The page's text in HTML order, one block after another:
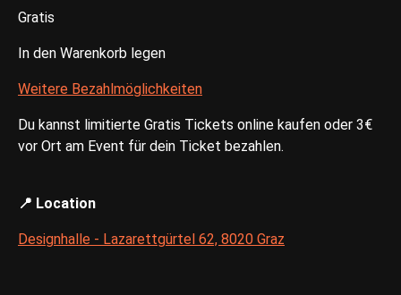
Gratis
In den Warenkorb legen
Weitere Bezahlmöglichkeiten
Du kannst limitierte Gratis Tickets online kaufen oder 3€
vor Ort am Event für dein Ticket bezahlen.
📍 Location
Designhalle - Lazarettgürtel 62, 8020 Graz